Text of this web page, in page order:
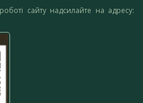
сайту надсилайте на адресу: